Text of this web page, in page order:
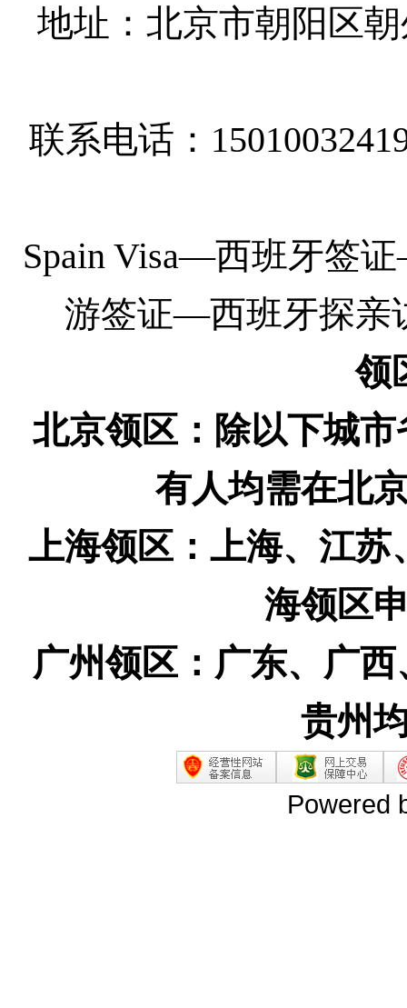
地址：北京市朝阳区
联系电话：
Spain Visa—西班牙签
游签证—西班牙探亲
领
北京领区：除以下城
有人均需在北
上海领区：上海、江苏
海领区
广州领区：广东、广
贵州
Powered